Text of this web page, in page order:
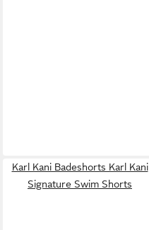
Karl Kani Badeshorts Karl Kani
Signature Swim Shorts